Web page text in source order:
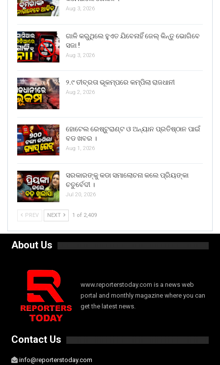
Aug 3, 2026
ଗାଳି କରୁଥିଲେ ହୁଏତ ଯିବେନାହିଁ ଜେଲ୍ କିନ୍ତୁ ଭୋଗିବେ
ସଜା !
Aug 3, 2026
୨.୯ ତୀବ୍ରତା ଭୂକମ୍ପରେ କମ୍ପିଲା ରାଜଧାନୀ
Aug 2, 2026
ହୋଟେଲ ରେଷ୍ଟୁରାଣ୍ଟ ଓ ଅନ୍ୟାନ ପ୍ରତିଷ୍ଠାନ ପାଇଁ
ବଡ ଖବର ।
Aug 1, 2026
ସରକାରଙ୍କୁ କଡା ସମାଲୋଚନା କଲେ ପ୍ରିୟଙ୍କା
ଚତୁର୍ବେଦୀ ।
Jul 20, 2026
PREV NEXT 1 of 2,409
About Us
www.reporterstoday.com is a news web
portal and monthly magazine where you can
get the latest news.
Contact Us
info@reporterstoday.com